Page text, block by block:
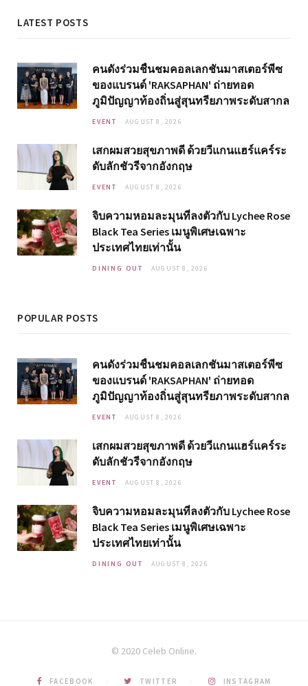
LATEST POSTS
คนดังร่วมชื่นชมคอลเลกชันมาสเตอร์พีซ
ของแบรนด์ 'RAKSAPHAN' ถ่ายทอด
ภูมิปัญญาท้องถิ่นสู่สุนทรียภาพระดับสากล
EVENT AUGUST 8, 2026
เสกผมสวยสุขภาพดี ด้วยวีแกนแฮร์แคร์ระ
ดับลักชัวรีจากอังกฤษ
EVENT AUGUST 8, 2026
จิบความหอมละมุนที่ลงตัวกับ Lychee Rose
Black Tea Series เมนูพิเศษเฉพาะ
ประเทศไทยเท่านั้น
DINING OUT AUGUST 8, 2026
POPULAR POSTS
คนดังร่วมชื่นชมคอลเลกชันมาสเตอร์พีซ
ของแบรนด์ 'RAKSAPHAN' ถ่ายทอด
ภูมิปัญญาท้องถิ่นสู่สุนทรียภาพระดับสากล
EVENT AUGUST 8, 2026
เสกผมสวยสุขภาพดี ด้วยวีแกนแฮร์แคร์ระ
ดับลักชัวรีจากอังกฤษ
EVENT AUGUST 8, 2026
จิบความหอมละมุนที่ลงตัวกับ Lychee Rose
Black Tea Series เมนูพิเศษเฉพาะ
ประเทศไทยเท่านั้น
DINING OUT AUGUST 8, 2026
© 2020 Celeb Online.
FACEBOOK TWITTER INSTAGRAM